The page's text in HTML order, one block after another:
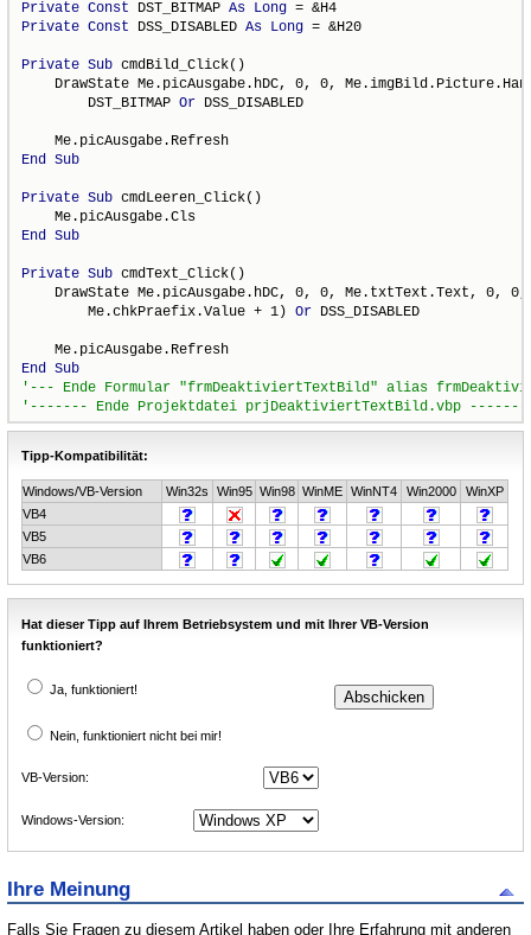
Private Const DST_BITMAP As Long
Private Const DSS_DISABLED As Long = &H20
Private Sub cmdBild_Click()
DrawState Me.picAusgabe.hDC, 0, 0,
        DST_BITMAP
Or DSS_DISABLED
End Sub
Private Sub cmdLeeren_Click()
End Sub
Private Sub cmdText_Click()
DrawState Me.picAusgabe.hDC, 0, 0, Me.txtText.Text, 0,
        Me.chkPraefix.Value + 1)
Or DSS_DISABLED
End Sub
Tipp-Kompatibilität:
Windows/VB-Version Win32s Win95 Win98 WinME WinNT4 Win2000
WinXP
VB4
VB5
VB6
Hat dieser Tipp auf Ihrem Betriebsystem und mit Ihrer VB-Version
funktioniert?
Ja, funktioniert!
Nein, funktioniert nicht bei mir!
VB-Version:
Windows-Version:
Ihre Meinung
Falls Sie Fragen zu diesem Artikel haben oder Ihre Erfahrung mit anderen